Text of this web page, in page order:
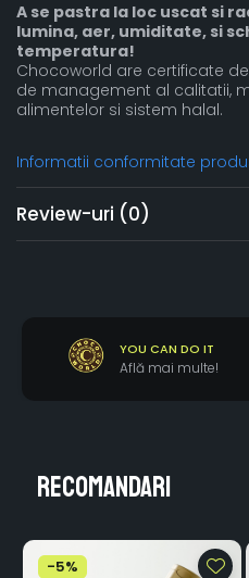
A se pastra la loc uscat si
lumina, aer, umiditate, si
temperatura!
Chocoworld are certificate
de management al calitatii,
alimentelor si sistem halal.
Informatii conformitate
Review-uri (0)
YOU CAN DO IT
Află mai multe!
Recomandari
-5%